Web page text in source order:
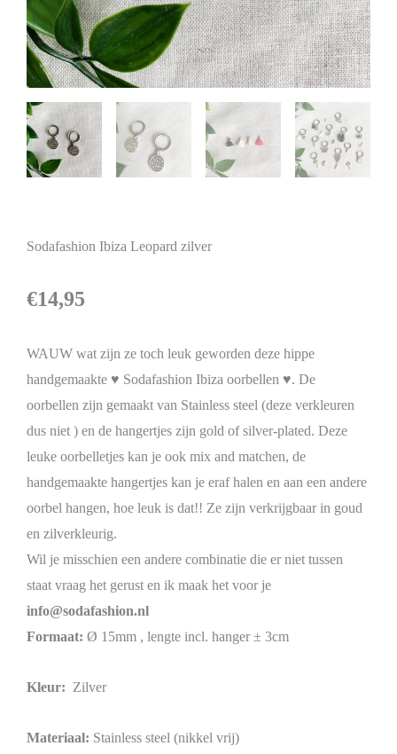
Sodafashion Ibiza Leopard zilver
€14,95
WAUW wat zijn ze toch leuk geworden deze hippe
handgemaakte ♥ Sodafashion Ibiza oorbellen ♥. De
oorbellen zijn gemaakt van Stainless steel (deze verkleuren
dus niet ) en de hangertjes zijn gold of silver-plated. Deze
leuke oorbelletjes kan je ook mix and matchen, de
handgemaakte hangertjes kan je eraf halen en aan een andere
oorbel hangen, hoe leuk is dat!! Ze zijn verkrijgbaar in goud
en zilverkleurig.
Wil je misschien een andere combinatie die er niet tussen
staat vraag het gerust en ik maak het voor je
info@sodafashion.nl
Formaat: Ø 15mm , lengte incl. hanger ± 3cm
Kleur: Zilver
Materiaal: Stainless steel (nikkel vrij)